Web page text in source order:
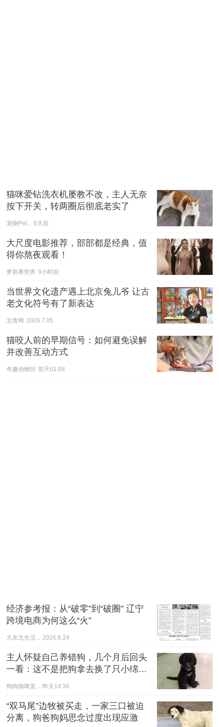
猫咪爱钻洗衣机屡教不改，主人无奈
按下开关，转两圈后彻底老实了
宠物Pet... 6天前
大尺度电影推荐，部部都是经典，值
得你熬夜观看！
梦新看世界 9小时前
当世界文化遗产遇上北京兔儿爷 让古
老文化符号有了新表达
北青网 2026.7.05
猫咬人前的早期信号：如何避免误解
并改善互动方式
奇趣动物坊 前天01:08
经济参考报：从“破零”到“破圈” 辽宁
跨境电商为何这么“火”
大东北生活... 2026.6.24
主人怀疑自己养错狗，几个月后回头
一看：这不是把狗拿去换了只小绵羊
狗狗猫咪宠... 昨天14:30
“双马尾”边牧被买走，一家三口被迫
分离，狗爸狗妈思念过度出现应激